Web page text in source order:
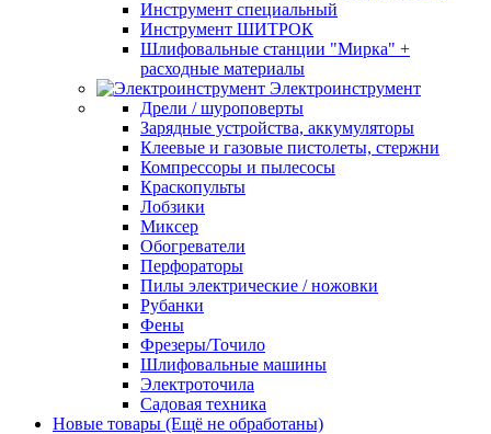
Инструмент специальный
Инструмент ШИТРОК
Шлифовальные станции "Мирка" +
расходные материалы
Электроинструмент
Дрели / шуроповерты
Зарядные устройства, аккумуляторы
Клеевые и газовые пистолеты, стержни
Компрессоры и пылесосы
Краскопульты
Лобзики
Миксер
Обогреватели
Перфораторы
Пилы электрические / ножовки
Рубанки
Фены
Фрезеры/Точило
Шлифовальные машины
Электроточила
Садовая техника
Новые товары (Ещё не обработаны)